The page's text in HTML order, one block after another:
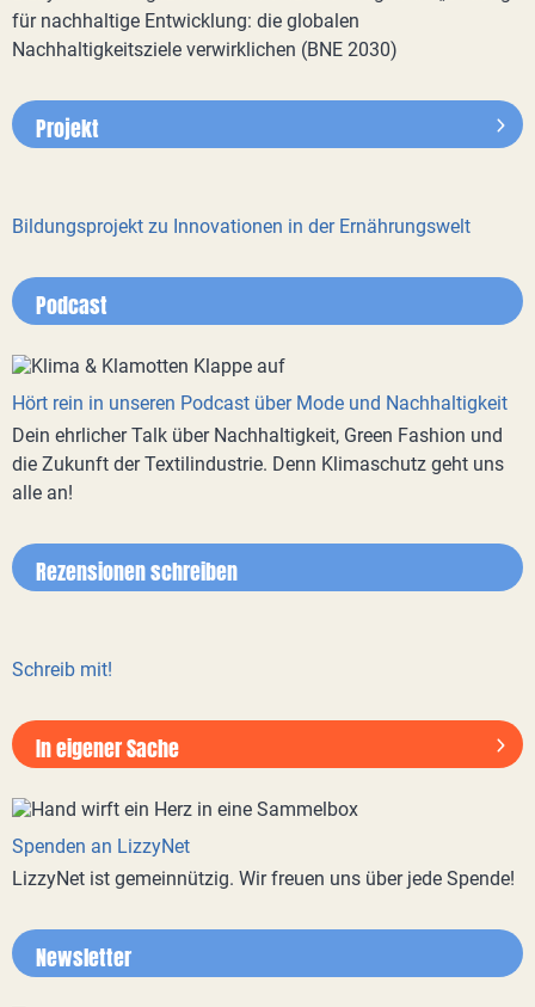
für nachhaltige Entwicklung: die globalen
Nachhaltigkeitsziele verwirklichen (BNE 2030)
Projekt
Bildungsprojekt zu Innovationen in der Ernährungswelt
Podcast
Hört rein in unseren Podcast über Mode und Nachhaltigkeit
Dein ehrlicher Talk über Nachhaltigkeit, Green Fashion und
die Zukunft der Textilindustrie. Denn Klimaschutz geht uns
alle an!
Rezensionen schreiben
Schreib mit!
In eigener Sache
Spenden an LizzyNet
LizzyNet ist gemeinnützig. Wir freuen uns über jede Spende!
Newsletter